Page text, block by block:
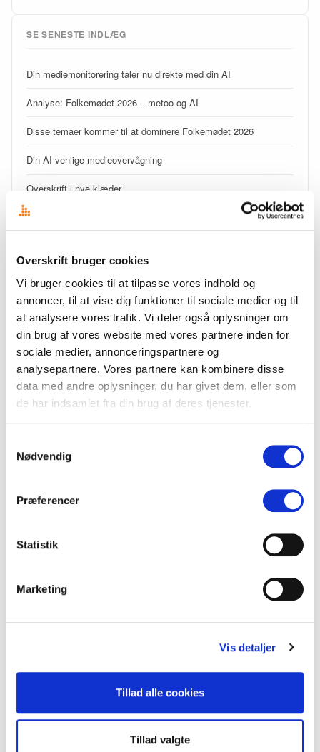
Overskrift bruger cookies
Vi bruger cookies til at tilpasse vores indhold og
annoncer, til at vise dig funktioner til sociale medier og til
at analysere vores trafik. Vi deler også oplysninger om
din brug af vores website med vores partnere inden for
sociale medier, annonceringspartnere og
analysepartnere. Vores partnere kan kombinere disse
data med andre oplysninger, du har givet dem, eller som
de har indsamlet fra din brug af deres tjenester.
Nødvendig
Præferencer
Statistik
Marketing
Vis detaljer
Tillad alle cookies
Tillad valgte
SE SENESTE INDLÆG
Din mediemonitorering taler nu direkte med din AI
Analyse: Folkemødet 2026 – metoo og AI
Disse temaer kommer til at dominere Folkemødet 2026
Din AI-venlige medieovervågning
Overskrift i nye klæder
Signal eller støj – begynderguide til medieovervågning
overblik
CASE STUDY: Store tidsbesparelser med AI workflows
KV25 borgmesterkampen i København spidser til – også online
De 10 vigtigste spørgsmål og svar om medieovervågning